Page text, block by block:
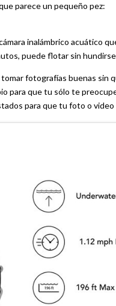
parece un pequeño pez:
inalámbrico acuático
puede flotar sin
fotografías buenas sin
para que tu sólo te
para que tu foto o video